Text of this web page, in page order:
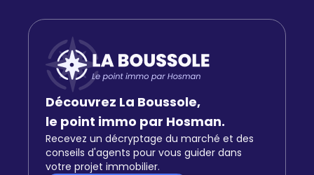
Découvrez La Boussole,
le point immo par Hosman.
Recevez un décryptage du marché et des
conseils d'agents pour vous guider dans
votre projet immobilier.